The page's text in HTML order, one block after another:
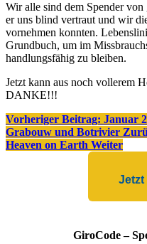
Wir alle sind dem Spender von
er uns blind vertraut und wir
vornehmen konnten.
Grundbuch, um im
handlungsfähig zu bleiben.
Jetzt kann aus noch vollerem
DANKE!!!
Vorheriger Beitrag: Januar
Grabouw und Botrivier
Heaven on Earth Weiter
Jetzt
GiroCode –